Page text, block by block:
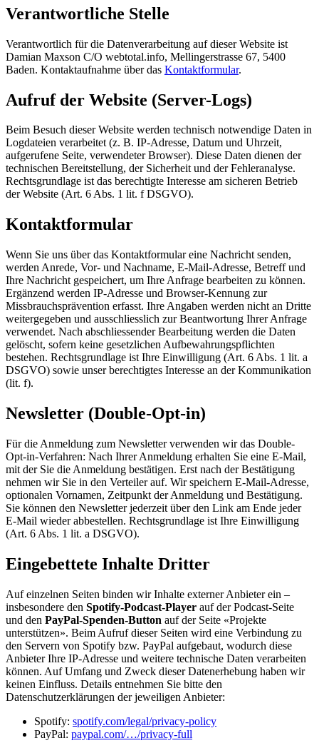
Verantwortliche Stelle
Verantwortlich für die Datenverarbeitung auf dieser Website ist
Damian Maxson C/O webtotal.info, Mellingerstrasse 67, 5400
Baden. Kontaktaufnahme über das Kontaktformular.
Aufruf der Website (Server-Logs)
Beim Besuch dieser Website werden technisch notwendige Daten in
Logdateien verarbeitet (z. B. IP-Adresse, Datum und Uhrzeit,
aufgerufene Seite, verwendeter Browser). Diese Daten dienen der
technischen Bereitstellung, der Sicherheit und der Fehleranalyse.
Rechtsgrundlage ist das berechtigte Interesse am sicheren Betrieb
der Website (Art. 6 Abs. 1 lit. f DSGVO).
Kontaktformular
Wenn Sie uns über das Kontaktformular eine Nachricht senden,
werden Anrede, Vor- und Nachname, E-Mail-Adresse, Betreff und
Ihre Nachricht gespeichert, um Ihre Anfrage bearbeiten zu können.
Ergänzend werden IP-Adresse und Browser-Kennung zur
Missbrauchsprävention erfasst. Ihre Angaben werden nicht an Dritte
weitergegeben und ausschliesslich zur Beantwortung Ihrer Anfrage
verwendet. Nach abschliessender Bearbeitung werden die Daten
gelöscht, sofern keine gesetzlichen Aufbewahrungspflichten
bestehen. Rechtsgrundlage ist Ihre Einwilligung (Art. 6 Abs. 1 lit. a
DSGVO) sowie unser berechtigtes Interesse an der Kommunikation
(lit. f).
Newsletter (Double-Opt-in)
Für die Anmeldung zum Newsletter verwenden wir das Double-
Opt-in-Verfahren: Nach Ihrer Anmeldung erhalten Sie eine E-Mail,
mit der Sie die Anmeldung bestätigen. Erst nach der Bestätigung
nehmen wir Sie in den Verteiler auf. Wir speichern E-Mail-Adresse,
optionalen Vornamen, Zeitpunkt der Anmeldung und Bestätigung.
Sie können den Newsletter jederzeit über den Link am Ende jeder
E-Mail wieder abbestellen. Rechtsgrundlage ist Ihre Einwilligung
(Art. 6 Abs. 1 lit. a DSGVO).
Eingebettete Inhalte Dritter
Auf einzelnen Seiten binden wir Inhalte externer Anbieter ein –
insbesondere den Spotify-Podcast-Player auf der Podcast-Seite
und den PayPal-Spenden-Button auf der Seite «Projekte
unterstützen». Beim Aufruf dieser Seiten wird eine Verbindung zu
den Servern von Spotify bzw. PayPal aufgebaut, wodurch diese
Anbieter Ihre IP-Adresse und weitere technische Daten verarbeiten
können. Auf Umfang und Zweck dieser Datenerhebung haben wir
keinen Einfluss. Details entnehmen Sie bitte den
Datenschutzerklärungen der jeweiligen Anbieter:
Spotify: spotify.com/legal/privacy-policy
PayPal: paypal.com/…/privacy-full